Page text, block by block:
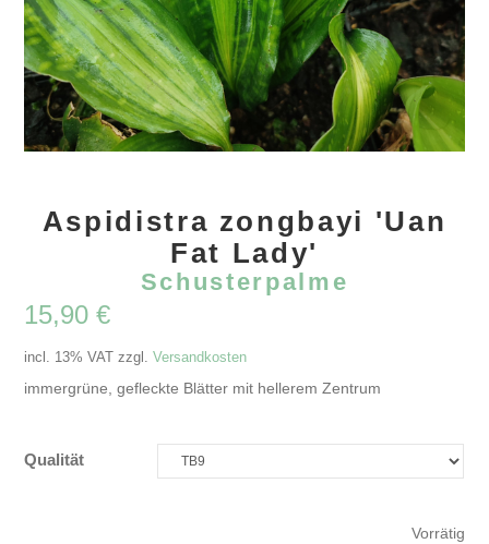
Aspidistra zongbayi 'Uan
Fat Lady'
Schusterpalme
15,90€
incl. 13% VAT zzgl.Versandkosten
immergrüne, gefleckte Blätter mit hellerem Zentrum
Qualität
Vorrätig